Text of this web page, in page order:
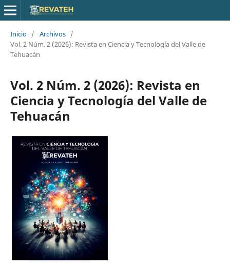
Inicio / Archivos /
Vol. 2 Núm. 2 (2026): Revista en Ciencia y Tecnología del Valle de
Tehuacán
Vol. 2 Núm. 2 (2026): Revista en
Ciencia y Tecnología del Valle de
Tehuacán